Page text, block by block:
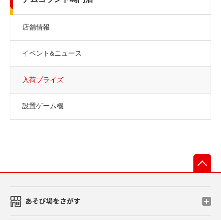
店舗情報
イベント&ニュース
入荷プライズ
設置ゲーム機
あそび場をさがす